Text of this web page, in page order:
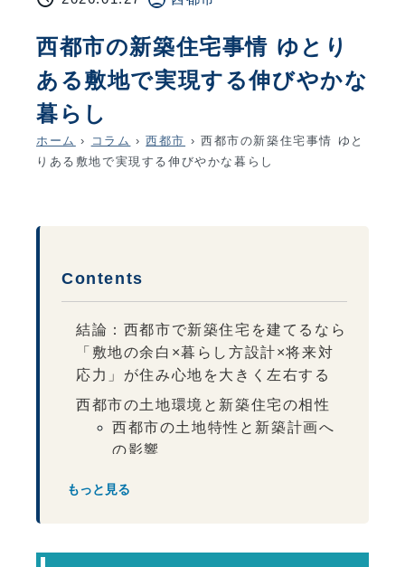
西都市の新築住宅事情 ゆとり
ある敷地で実現する伸びやかな
暮らし
ホーム › コラム › 西都市 › 西都市の新築住宅事情 ゆと
りある敷地で実現する伸びやかな暮らし
Contents
結論：西都市で新築住宅を建てるなら
「敷地の余白×暮らし方設計×将来対
応力」が住み心地を大きく左右する
西都市の土地環境と新築住宅の相性
西都市の土地特性と新築計画へ
の影響
ゆとりある敷地だからこそ重要な建物
もっと見る